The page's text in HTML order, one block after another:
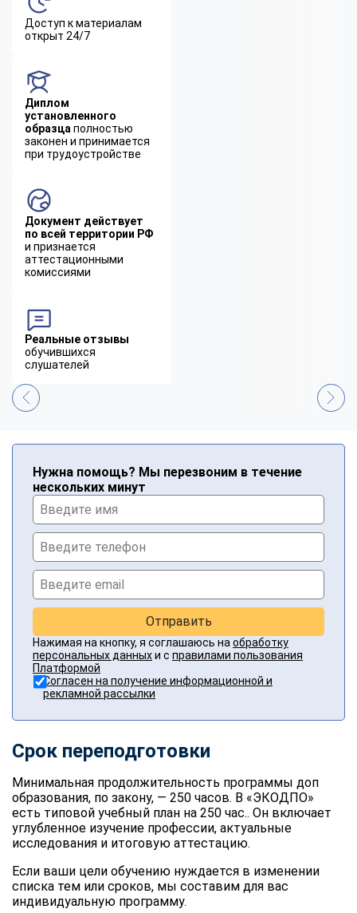
Доступ к материалам
открыт 24/7
Диплом
установленного
образца полностью
законен и принимается
при трудоустройстве
Документ действует
по всей территории РФ
и признается
аттестационными
комиссиями
Реальные отзывы
обучившихся
слушателей
Нужна помощь? Мы перезвоним в течение
нескольких минут
Отправить
Нажимая на кнопку, я соглашаюсь на обработку
персональных данныхи с правилами пользования
Платформой
Согласен на получение информационной и
рекламной рассылки
Срок переподготовки
Минимальная продолжительность программы доп
образования, по закону, — 250 часов. В «ЭКОДПО»
есть типовой учебный план на 250 час.. Он включает
углубленное изучение профессии, актуальные
исследования и итоговую аттестацию.
Если ваши цели обучению нуждается в изменении
списка тем или сроков, мы составим для вас
индивидуальную программу.